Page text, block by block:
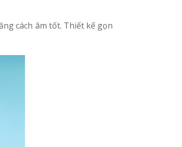
cách âm tốt. Thiết kế gọn